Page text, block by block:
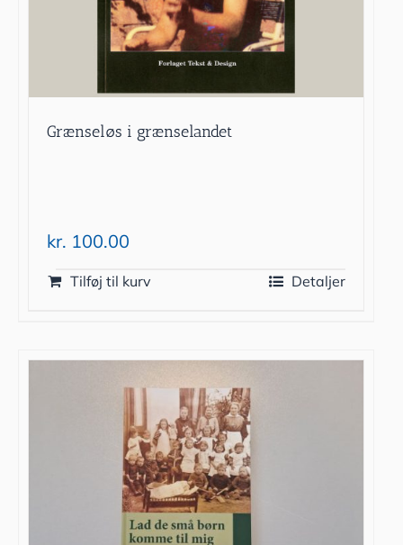
Grænseløs i grænselandet
kr. 100.00
Tilføj til kurv Detaljer